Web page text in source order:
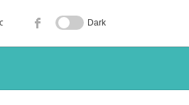
Dark